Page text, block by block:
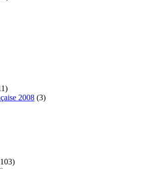
2008 (3)